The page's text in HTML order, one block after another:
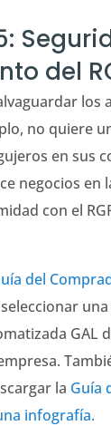
del
los
no quiere
en sus
negocios en
con el
del
GAL
la Guía
infografía.